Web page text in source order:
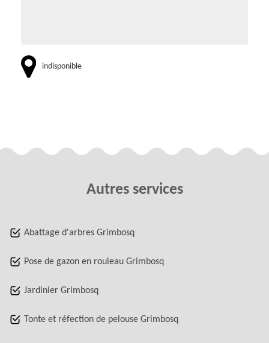
indisponible
Autres services
Abattage d'arbres Grimbosq
Pose de gazon en rouleau Grimbosq
Jardinier Grimbosq
Tonte et réfection de pelouse Grimbosq